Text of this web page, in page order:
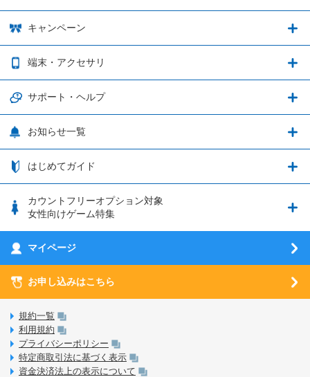
音声通話料金がもっとオトクに
データ通信容量繰り越し
通信エリアと通信速度状況
つながる端末保証
フィルタリングアプリ
5G回線オプションについて
LINE年齢認証について
LinksStoreについて
ブレイブソード×ブレイズソウル
ウマ娘 プリティーダービー
プリンセスコネクト！Re:Dive
釣り★スタ
ウマスクについて
プラン・料金
3種類のSIMタイプ
日割り計算
キャンペーン
お得なキャンペーン実施中！
OPPO端末購入キャンペーン第5弾
端末・アクセサリ
端末・アクセサリ
iPhone利用について
動作確認済み端末一覧
サポート・ヘルプ
サポート・ヘルプ
nanoSIM･microSIM･通常SIMの初期設定方法
eSIMの初期設定方法
MVNOのギモンを解消！
3Dセキュアについて
未成年者の方のご契約
お知らせ一覧
お知らせ一覧
はじめてガイド
はじめてガイド
SIMサービスについて
SIMロック解除ガイド
LinksMateのサービスについて
LPについて
カウントフリーオプション対象
女性向けゲーム特集
刀剣乱舞-ONLINE- Pocket
あんさんぶるスターズ！！Music
マイページ
お申し込みはこちら
規約一覧
利用規約
プライバシーポリシー
特定商取引法に基づく表示
資金決済法上の表示について